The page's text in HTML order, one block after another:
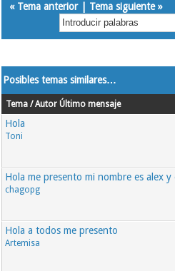
« Tema anterior| Tema siguiente»
Posibles temas similares…
Tema / Autor Último mensaje
Hola
Toni
Hola me presento mi nombre es alex
chagopg
Hola a todos me presento
Artemisa